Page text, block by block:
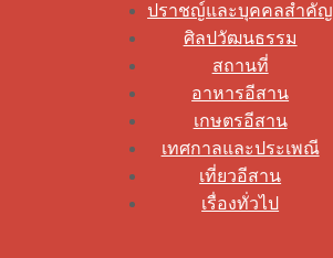
ปราชญ์และบุคคลสำคัญ
ศิลปวัฒนธรรม
สถานที่
อาหารอีสาน
เกษตรอีสาน
เทศกาลและประเพณี
เที่ยวอีสาน
เรื่องทั่วไป